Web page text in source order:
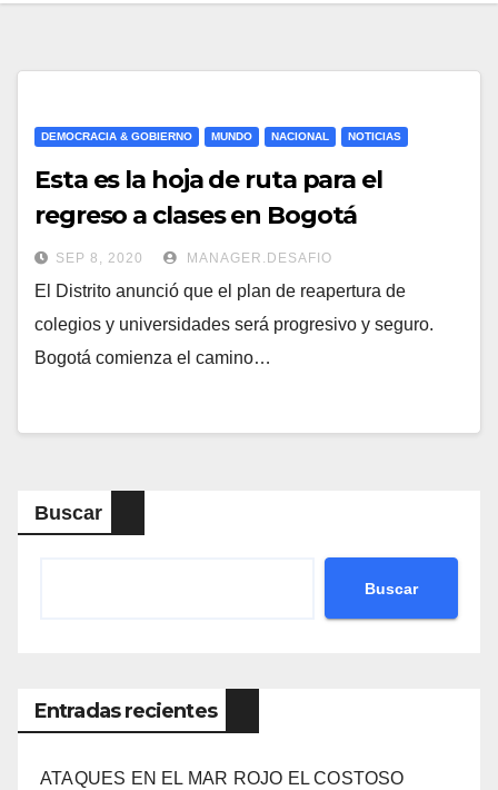
DEMOCRACIA & GOBIERNO MUNDO NACIONAL NOTICIAS
Esta es la hoja de ruta para el
regreso a clases en Bogotá
SEP 8, 2020 MANAGER.DESAFIO
El Distrito anunció que el plan de reapertura de
colegios y universidades será progresivo y seguro.
Bogotá comienza el camino…
Buscar
Buscar
Entradas recientes
ATAQUES EN EL MAR ROJO EL COSTOSO